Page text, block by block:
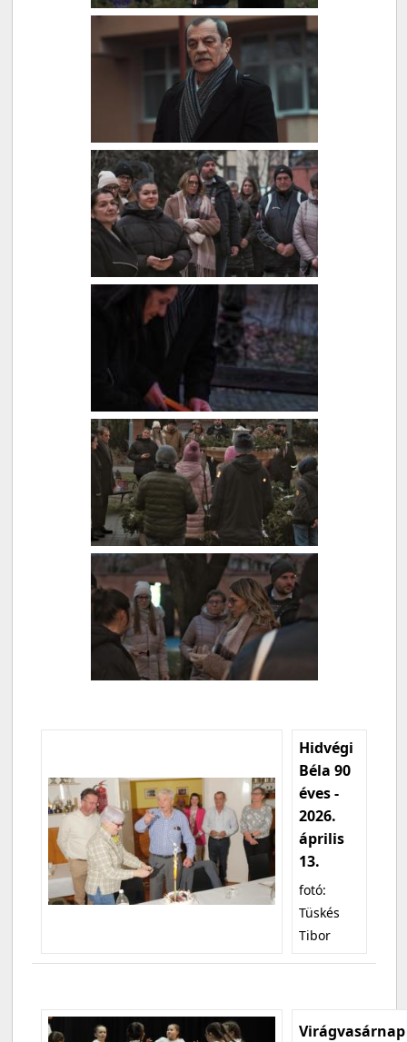
Hidvégi
Béla 90
éves -
2026.
április
13.
fotó:
Tüskés
Tibor
Virágvasárnap